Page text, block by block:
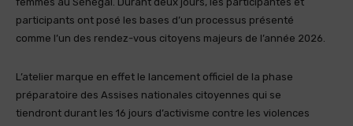
participants ont posé les bases d’un processus présenté
comme l’un des rendez-vous citoyens majeurs de l’année 2026.
L’atelier marque en effet le lancement officiel de la phase
préparatoire des Assises nationales citoyennes qui se
tiendront durant les 16 jours d’activisme contre les violences